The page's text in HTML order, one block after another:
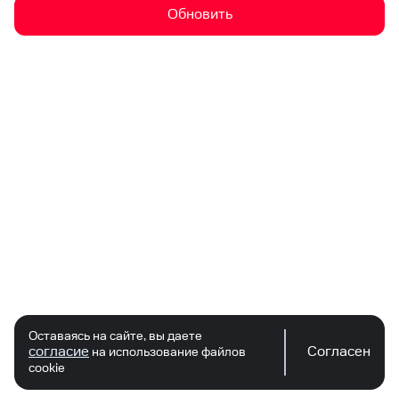
Обновить
Оставаясь на сайте, вы даете
согласие на использование файлов
cookie
Согласен